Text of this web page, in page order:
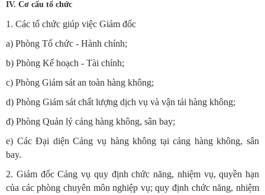
IV. Cơ cấu tổ chức
1. Các tổ chức giúp việc Giám đốc
a) Phòng Tổ chức - Hành chính;
b) Phòng Kế hoạch - Tài chính;
c) Phòng Giám sát an toàn hàng không;
d) Phòng Giám sát chất lượng dịch vụ và vận tải hàng không;
đ) Phòng Quản lý cảng hàng không, sân bay;
e) Các Đại diện Cảng vụ hàng không tại cảng hàng không, sân
bay.
2. Giám đốc Cảng vụ quy định chức năng, nhiệm vụ, quyền hạn
của các phòng chuyên môn nghiệp vụ; quy định chức năng, nhiệm